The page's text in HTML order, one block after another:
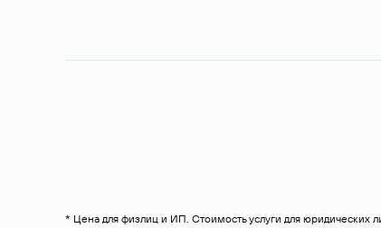
* Цена для физлиц и ИП. Стоимость услуги для